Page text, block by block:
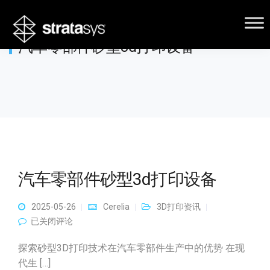
汽车零部件砂型3d打印设备
汽车零部件砂型3d打印设备
2025-05-26 Cerelia
3D打印资讯
汽车零部件砂型3d打印设备
已关闭评论
探索砂型3D打印技术在汽车零部件生产中的优势 在现
代生 […]